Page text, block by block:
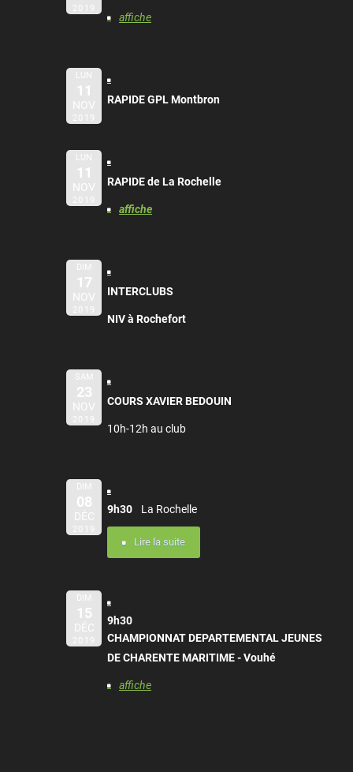
2019
affiche
LUN
11
NOV
2019
RAPIDE GPL Montbron
LUN
11
NOV
2019
RAPIDE de La Rochelle
affiche
DIM
17
NOV
2019
INTERCLUBS
NIV à Rochefort
SAM
23
NOV
2019
COURS XAVIER BEDOUIN
10h-12h au club
DIM
08
DÉC
2019
9h30 La Rochelle
Lire la suite
DIM
15
DÉC
2019
9h30
CHAMPIONNAT DEPARTEMENTAL JEUNES
DE CHARENTE MARITIME - Vouhé
affiche